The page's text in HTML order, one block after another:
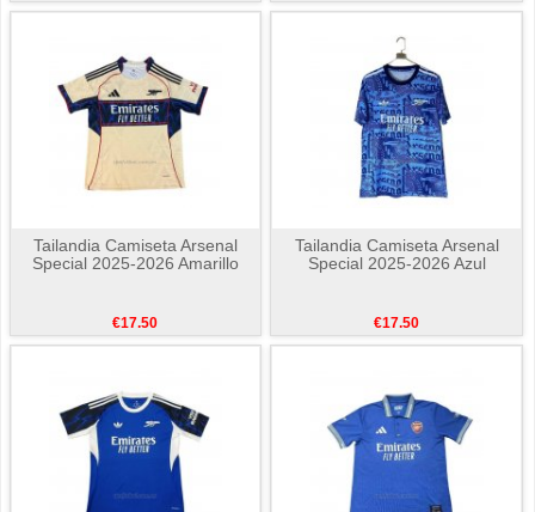
Tailandia Camiseta Arsenal
Special 2025-2026 Amarillo
€17.50
Tailandia Camiseta Arsenal
Special 2025-2026 Azul
€17.50